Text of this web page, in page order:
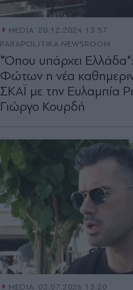
MEDIA
20.12.2024 13:57
PARAPOLITIKA NEWSROOM
"Όπου υπάρχει
Φώτων η νέα
ΣΚΑΪ με την Ευλαμπία
Γιώργο Κουρδή
MEDIA 02.07.2026 15:20